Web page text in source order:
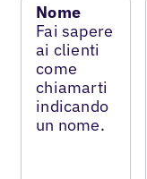
Nome
Fai sapere
ai clienti
come
chiamarti
indicando
un nome.